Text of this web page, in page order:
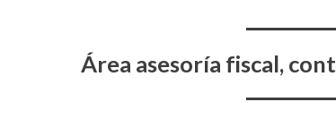
Área asesoría fiscal,